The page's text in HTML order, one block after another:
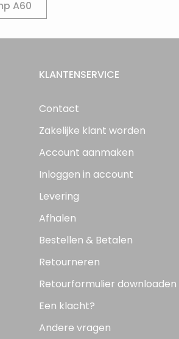
A60
KLANTENSERVICE
Contact
Zakelijke klant worden
Account aanmaken
Inloggen in account
Levering
Afhalen
Bestellen & Betalen
Retourneren
Retourformulier downloaden
Een klacht?
Andere vragen